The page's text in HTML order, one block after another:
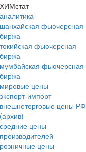
ХИМстат
аналитика
шанхайская фьючерсная
биржа
токийская фьючерсная
биржа
мумбайская фьючерсная
биржа
мировые цены
экспорт-импорт
внешнеторговые цены РФ
(архив)
средние цены
производителей
розничные цены